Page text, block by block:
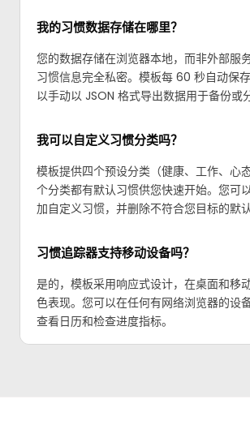
我的习惯数据存储在哪里？
您的数据存储在浏览器本地，而非外部服
习惯信息完全私密。模板每 60 秒自动保
以手动以 JSON 格式导出数据用于备份或
我可以自定义习惯分类吗？
模板提供四个预设分类（健康、工作、心
个分类都有默认习惯供您快速开始。您可
加自定义习惯，并删除不符合您目标的默认
习惯追踪器支持移动设备吗？
是的，模板采用响应式设计，在桌面和移
色表现。您可以在任何有网络浏览器的设
查看日历和检查进度指标。